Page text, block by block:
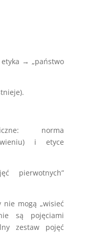
etyka → „państwo
norma
i etyce
pierwotnych”
nie mogą „wisieć
są pojęciami
zestaw pojęć